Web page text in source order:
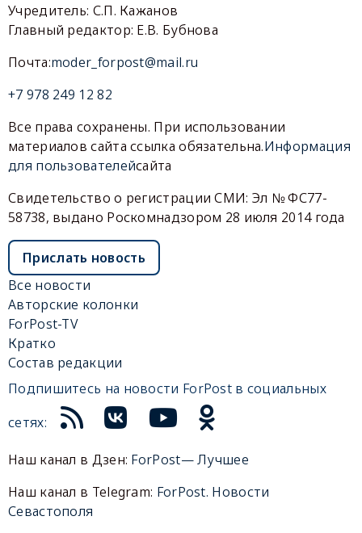
Учредитель: С.П. Кажанов
Главный редактор: Е.В. Бубнова
Почта:moder_forpost@mail.ru
+7 978 249 12 82
Все права сохранены. При использовании
материалов сайта ссылка обязательна.Информация
для пользователейсайта
Свидетельство о регистрации СМИ: Эл № ФС77-
58738, выдано Роскомнадзором 28 июля 2014 года
Прислать новость
Все новости
Авторские колонки
ForPost-TV
Кратко
Состав редакции
Подпишитесь на новости ForPost в социальных
сетях:
Наш канал в Дзен: ForPost— Лучшее
Наш канал в Telegram: ForPost. Новости
Севастополя